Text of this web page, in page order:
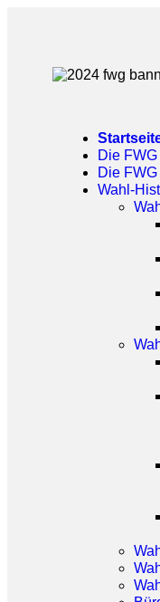
Die
Die FWG
Wahl-